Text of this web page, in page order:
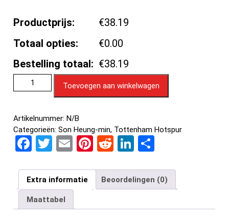
Productprijs:
€38.19
Totaal opties:
€0.00
Bestelling totaal: €38.19
Toevoegen aan winkelwagen
Artikelnummer: N/B
Categorieën:Son Heung-min, Tottenham Hotspur
F
ce
b
o
T
tt
er
E
ail
Pi
er
es
t
R
d
di
t
Li
ke
dI
n
e
n
Extra informatie Beoordelingen (0)
Maattabel